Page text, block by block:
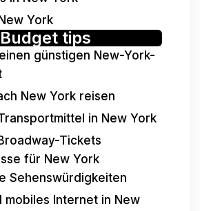
York
Budget tips
günstigen New-York-
New York reisen
in New York
Tickets
für New York
Sehenswürdigkeiten
mobiles Internet in New